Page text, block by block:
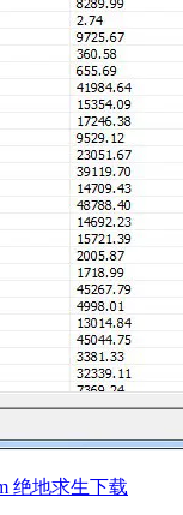
绝地求生下载